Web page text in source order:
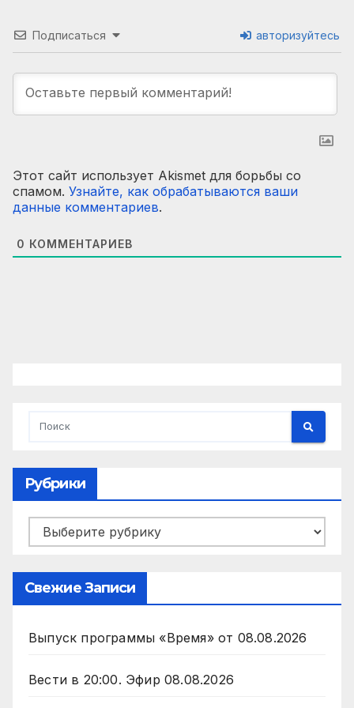
Подписаться авторизуйтесь
Этот сайт использует Akismet для борьбы со
спамом. Узнайте, как обрабатываются ваши
данные комментариев.
0 КОММЕНТАРИЕВ
Рубрики
Рубрики
Свежие Записи
Выпуск программы «Время» от 08.08.2026
Вести в 20:00. Эфир 08.08.2026